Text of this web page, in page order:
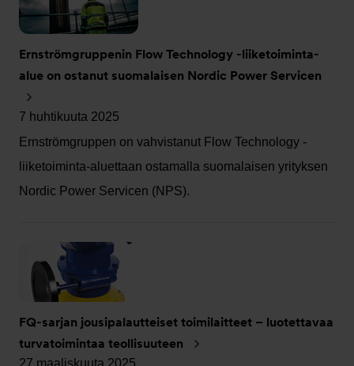
Ernströmgruppenin Flow Technology -liiketoiminta-
alue on ostanut suomalaisen Nordic Power Servicen
7 huhtikuuta 2025
Ernströmgruppen on vahvistanut Flow Technology -
liiketoiminta-aluettaan ostamalla suomalaisen yrityksen
Nordic Power Servicen (NPS).
FQ-sarjan jousipalautteiset toimilaitteet – luotettavaa
turvatoimintaa teollisuuteen
27 maaliskuuta 2025